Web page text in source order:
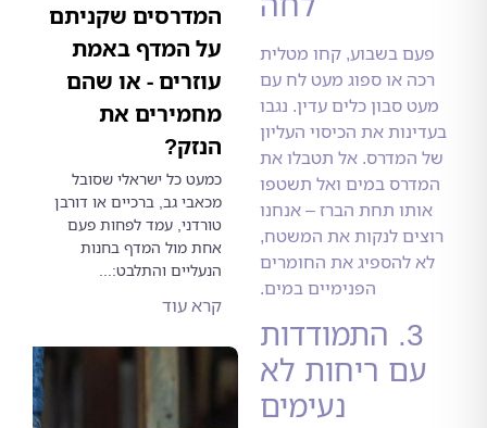
בשבוע, קחו מטלית
או ספוג מעט לח עם
סבון כלים עדין. נגבו
את הכיסוי העליון
אל תטבלו את
במים ואל תשטפו
תחת הברז – אנחנו
לנקות את המשטח,
להספיג את החומרים
הפנימיים במים.
3. התמודדות
ריחות לא
נעימים
המדרסים שקניתם
על המדף באמת
עוזרים - או שהם
מחמירים את
הנזק?
כמעט כל ישראלי שסובל
מכאבי גב, ברכיים או דורבן
טורדני, עמד לפחות פעם
אחת מול המדף בחנות
הנעליים והתלבט:...